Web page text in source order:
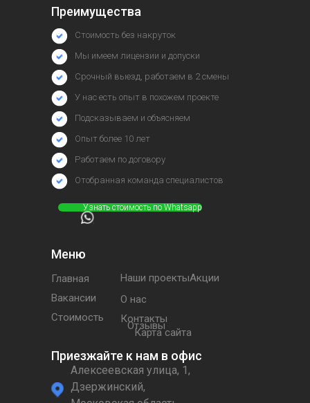
Алексеевская улица, 1,
Дзержинский,
Меню
Главная
Вакансии
Стоимость
Наши проектыАкции
О нас
Контакты
Преимущества
Приезжайте к нам в офис
Стоимость без накруток
Мы имеем лицензии и допуски
Срочный выезд, работаем в 2 смены
У нас есть опыт в похожем проекте
Подсказываем и объясняем
Опыт более 10 лет
Работаем по договору
⠀⠀⠀⠀Узнать стоимость по Whatsapp
Отобранная команда специалистов
Отзывы
Карта сайта